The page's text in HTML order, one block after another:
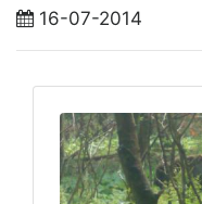
16-07-2014